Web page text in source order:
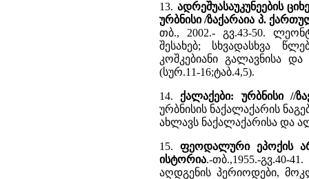
13. ადრეშუასაუკუნეების
ურბნისი /ზაქარაია პ.
თბ., 2002.- გვ.43-50.
შესახებ; სხვადასხვა
კოშკებიანი გალავნისა
(სურ.11-16;ტაბ.4,5).
14. ქალაქები: ურბნისი //
ურბნისის ნაქალაქარის
ახლავს ნაქალაქარისა და
15. ფეოდალური ეპოქის
ისტორია.-თბ.,1955.-გვ.40-
აღდგენის პერიოდები,